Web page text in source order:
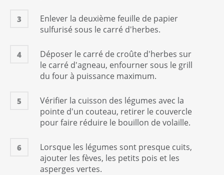
3
Enlever la deuxième feuille de papier
sulfurisé sous le carré d'herbes.
4
Déposer le carré de croûte d'herbes sur
le carré d'agneau, enfourner sous le grill
du four à puissance maximum.
5
Vérifier la cuisson des légumes avec la
pointe d'un couteau, retirer le couvercle
pour faire réduire le bouillon de volaille.
6
Lorsque les légumes sont presque cuits,
ajouter les fèves, les petits pois et les
asperges vertes.